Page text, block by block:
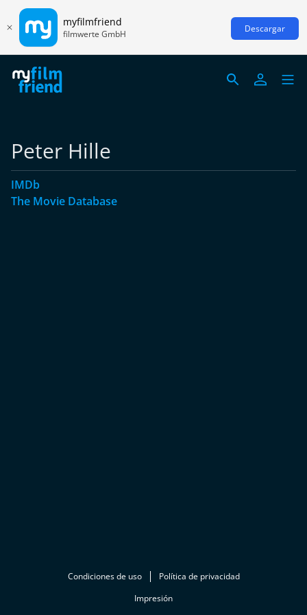
myfilmfriend
filmwerte GmbH Descargar
Peter Hille
IMDb
The Movie Database
Condiciones de uso
Política de privacidad
Impresión